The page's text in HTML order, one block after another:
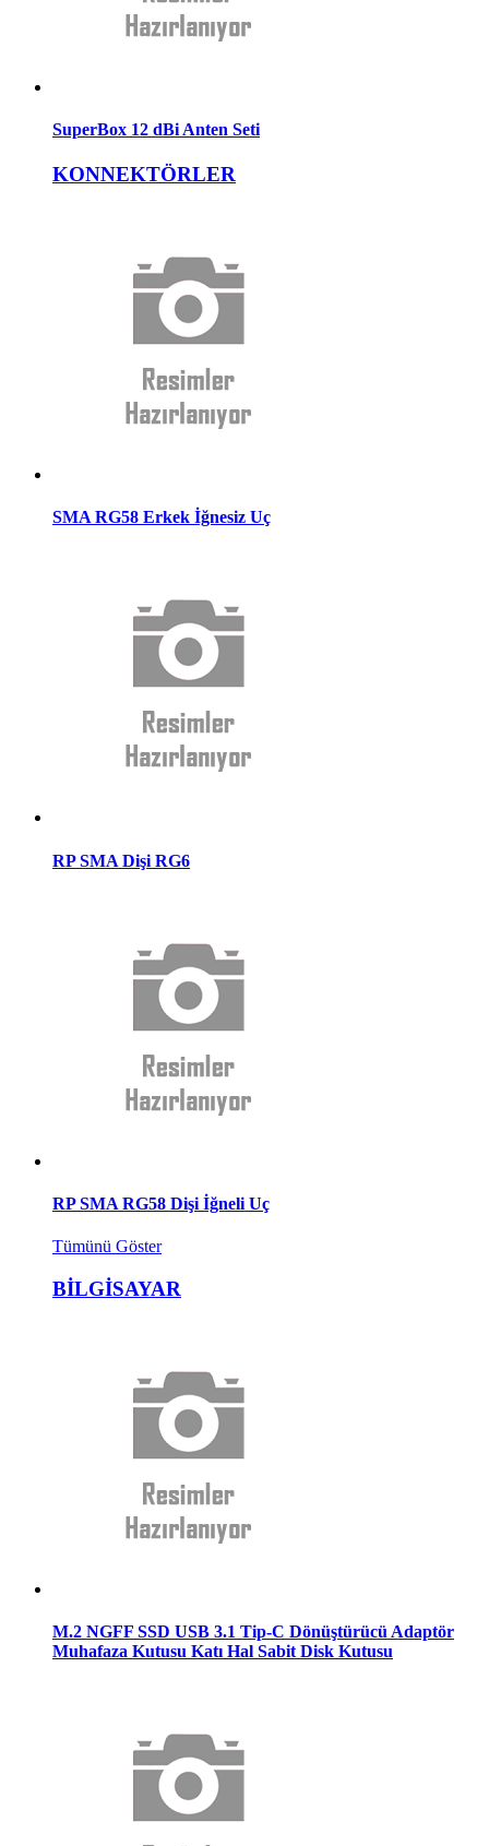
SuperBox 12 dBi Anten Seti
KONNEKTÖRLER
SMA RG58 Erkek İğnesiz Uç
RP SMA Dişi RG6
RP SMA RG58 Dişi İğneli Uç
Tümünü Göster
BİLGİSAYAR
M.2 NGFF SSD USB 3.1 Tip-C Dönüştürücü Adaptör
Muhafaza Kutusu Katı Hal Sabit Disk Kutusu